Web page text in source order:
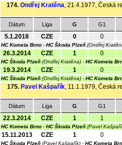
174. Ondřej Kratěna, 21.4.1977, Česká
Dátum Liga G G1
5.1.2018 CZE 0 0
HC Kometa Brno - HC Škoda Plzeň (Ondřej
26.3.2014 CZE 1 0
HC Škoda Plzeň (Ondřej Kratěna) - HC Kometa
19.3.2014 CZE 1 0
HC Škoda Plzeň (Ondřej Kratěna) - HC Kometa
175. Pavel Kašpařík, 11.1.1979, Česká
Dátum Liga G G1
22.3.2014 CZE 1 1
HC Kometa Brno - HC Škoda Plzeň (Pavel
15.11.2013 CZE 1 0
HC Škoda Plzeň (Pavel Kašpařík) - HC Kometa